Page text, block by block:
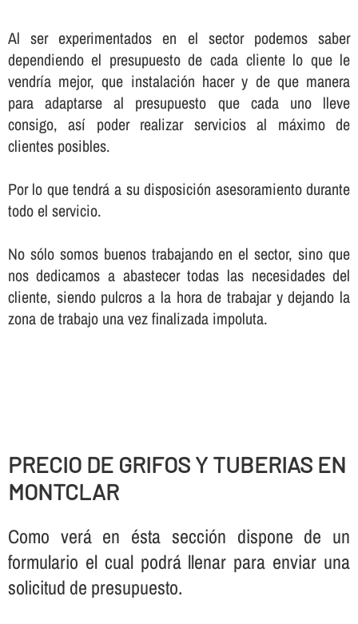
Al ser experimentados en el sector podemos saber
dependiendo el presupuesto de cada cliente lo que le
vendrí­a mejor, que instalación hacer y de que manera
para adaptarse al presupuesto que cada uno lleve
consigo, así­ poder realizar servicios al máximo de
clientes posibles.
Por lo que tendrá a su disposición asesoramiento durante
todo el servicio.
No sólo somos buenos trabajando en el sector, sino que
nos dedicamos a abastecer todas las necesidades del
cliente, siendo pulcros a la hora de trabajar y dejando la
zona de trabajo una vez finalizada impoluta.
PRECIO DE GRIFOS Y TUBERIAS EN
MONTCLAR
Como verá en ésta sección dispone de un
formulario el cual podrá llenar para enviar una
solicitud de presupuesto.